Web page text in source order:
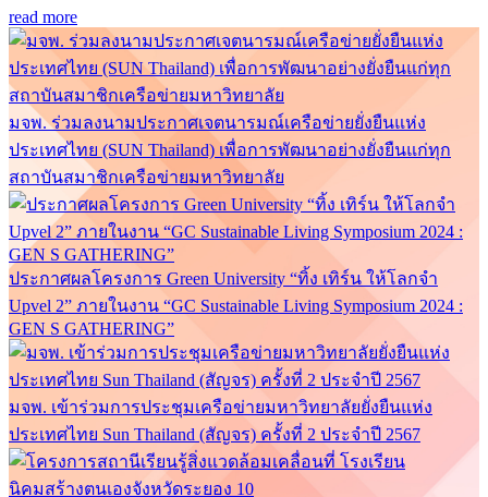
read more
มจพ. ร่วมลงนามประกาศเจตนารมณ์เครือข่ายยั่งยืนแห่ง
ประเทศไทย (SUN Thailand) เพื่อการพัฒนาอย่างยั่งยืนแก่ทุก
สถาบันสมาชิกเครือข่ายมหาวิทยาลัย
ประกาศผลโครงการ Green University “ทิ้ง เทิร์น ให้โลกจำ
Upvel 2” ภายในงาน “GC Sustainable Living Symposium 2024 :
GEN S GATHERING”
มจพ. เข้าร่วมการประชุมเครือข่ายมหาวิทยาลัยยั่งยืนแห่ง
ประเทศไทย Sun Thailand (สัญจร) ครั้งที่ 2 ประจำปี 2567